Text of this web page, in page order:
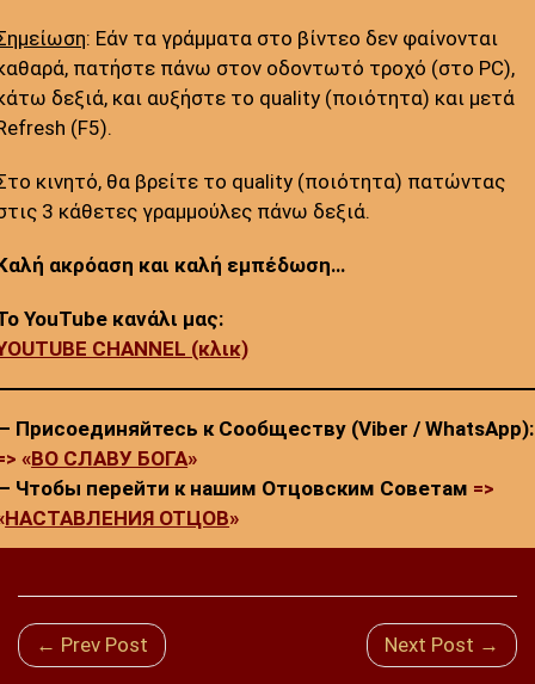
: Εάν τα γράμματα στο βίντεο δεν φαίνονται
πατήστε πάνω στον οδοντωτό τροχό (στο PC),
δεξιά, και αυξήστε το quality (ποιότητα) και μετά
(F5).
κινητό, θα βρείτε το quality (ποιότητα) πατώντας
3 κάθετες γραμμούλες πάνω δεξιά.
ακρόαση και καλή εμπέδωση…
YouTube κανάλι μας:
CHANNEL (κλικ)
Присоединяйтесь к Сообществу (Viber / WhatsApp):
«ВО СЛАВУ БОГА»
Чтобы перейти к нашим Отцовским Советам =>
НАСТАВЛЕНИЯ ОТЦОВ»
← Prev Post Next Post →